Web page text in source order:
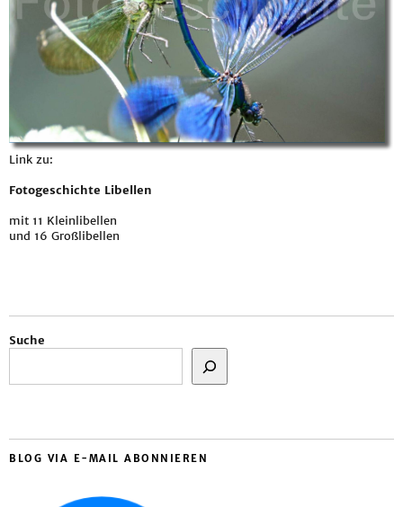
Link zu:
Fotogeschichte Libellen
mit 11 Kleinlibellen
und 16 Großlibellen
Suche
BLOG VIA E-MAIL ABONNIEREN